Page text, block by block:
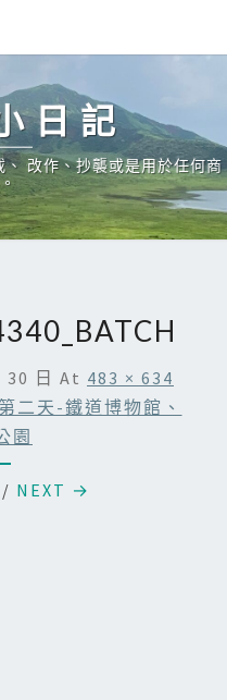
日記
改作、抄襲或是用於任何商
日 At 483 × 634
二天-鐵道博物館、
園
/ NEXT →